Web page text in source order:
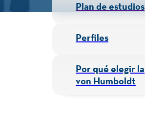
Plan de estudios
Perfiles
Por qué elegir la
von Humboldt